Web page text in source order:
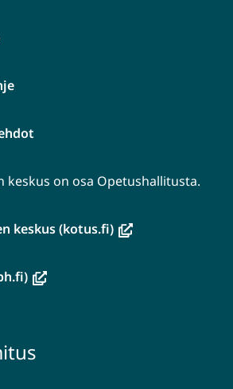
keskus on osa Opetushallitusta.
keskus (kotus.fi)(avautuu
(avautuu
toiseen